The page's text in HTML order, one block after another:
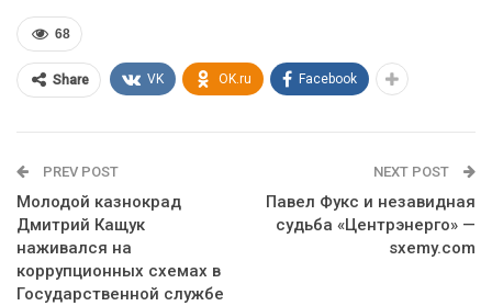
68
Share VK OK.ru Facebook
PREV POST
Молодой казнокрад
Дмитрий Кащук
наживался на
коррупционных схемах в
Государственной службе
NEXT POST
Павел Фукс и незавидная
судьба «Центрэнерго» —
sxemy.com